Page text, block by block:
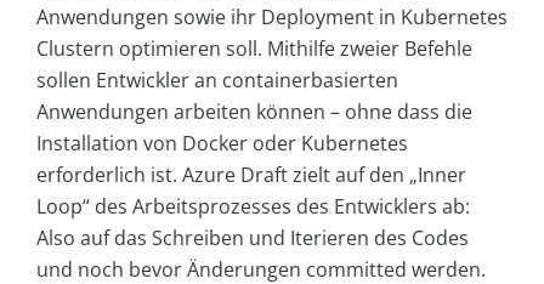
Anwendungen sowie ihr Deployment in Kubernetes
Clustern optimieren soll. Mithilfe zweier Befehle
sollen Entwickler an containerbasierten
Anwendungen arbeiten können – ohne dass die
Installation von Docker oder Kubernetes
erforderlich ist. Azure Draft zielt auf den „Inner
Loop“ des Arbeitsprozesses des Entwicklers ab:
Also auf das Schreiben und Iterieren des Codes
und noch bevor Änderungen committed werden.